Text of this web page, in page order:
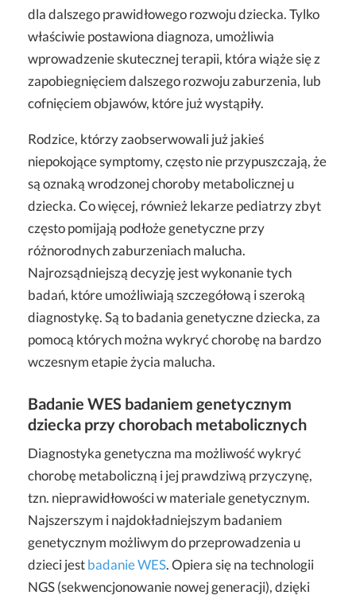
dla dalszego prawidłowego rozwoju dziecka. Tylko
właściwie postawiona diagnoza, umożliwia
wprowadzenie skutecznej terapii, która wiąże się z
zapobiegnięciem dalszego rozwoju zaburzenia, lub
cofnięciem objawów, które już wystąpiły.
Rodzice, którzy zaobserwowali już jakieś
niepokojące symptomy, często nie przypuszczają, że
są oznaką wrodzonej choroby metabolicznej u
dziecka. Co więcej, również lekarze pediatrzy zbyt
często pomijają podłoże genetyczne przy
różnorodnych zaburzeniach malucha.
Najrozsądniejszą decyzję jest wykonanie tych
badań, które umożliwiają szczegółową i szeroką
diagnostykę. Są to badania genetyczne dziecka, za
pomocą których można wykryć chorobę na bardzo
wczesnym etapie życia malucha.
Badanie WES badaniem genetycznym
dziecka przy chorobach metabolicznych
Diagnostyka genetyczna ma możliwość wykryć
chorobę metaboliczną i jej prawdziwą przyczynę,
tzn. nieprawidłowości w materiale genetycznym.
Najszerszym i najdokładniejszym badaniem
genetycznym możliwym do przeprowadzenia u
dzieci jestbadanie WES. Opiera się na technologii
NGS (sekwencjonowanie nowej generacji), dzięki